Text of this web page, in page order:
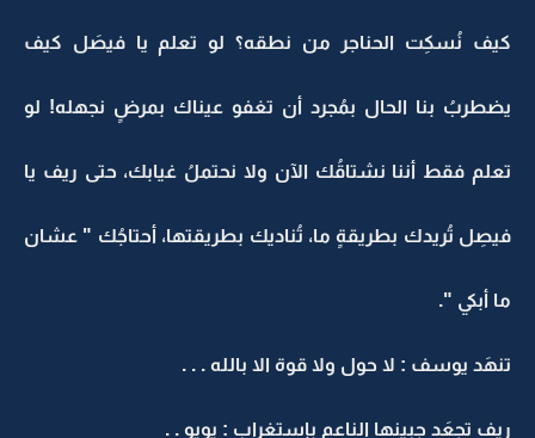
كيف نُسكِت الحناجر من نطقه؟ لو تعلم يا فيصَل كيف
يضطربُ بنا الحال بمُجرد أن تغفو عيناك بمرضٍ نجهله! لو
تعلم فقط أننا نشتاقُك الآن ولا نحتملُ غيابك، حتى ريف يا
فيصِل تُريدك بطريقةٍ ما، تُناديك بطريقتها، أحتاجُك " عشان
ما أبكي ".
تنهَد يوسف : لا حول ولا قوة الا بالله . . .
ريف تجعَد جبينها الناعم بإستغراب : يويو . .